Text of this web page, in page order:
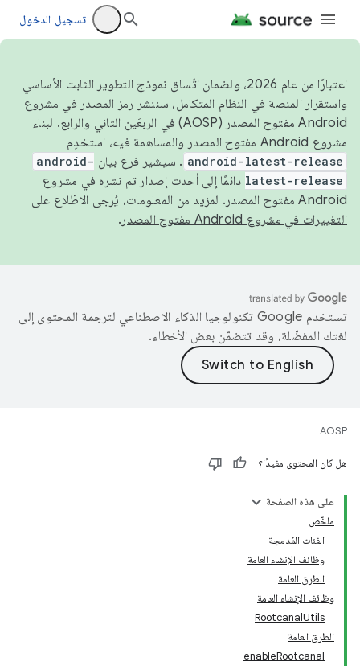
تسجيل الدخول
اعتبارًا من عام 2026، ولضمان اتّساق نموذج التطوير الثابت الأساسي
واستقرار المنصة في النظام المتكامل، سننشر رمز المصدر في مشروع
Android مفتوح المصدر (AOSP) في الربعَين الثاني والرابع. لبناء
مشروع Android مفتوح المصدر والمساهمة فيه، استخدِم
android-latest-release . سيشير فرع بيان android-
latest-release دائمًا إلى أحدث إصدار تم نشره في مشروع
Android مفتوح المصدر. لمزيد من المعلومات، يُرجى الاطّلاع على
التغييرات في مشروع Android مفتوح المصدر
.
تستخدم Google تكنولوجيا الذكاء الاصطناعي لترجمة المحتوى إلى
لغتك المفضّلة، وقد تتضمّن بعض الأخطاء.
AOSP
هل كان المحتوى مفيدًا؟
على هذه الصفحة
ملخّص
الفئات المُدمجة
وظائف الإنشاء العامة
الطرق العامة
وظائف الإنشاء العامة
RootcanalUtils
الطرق العامة
enableRootcanal